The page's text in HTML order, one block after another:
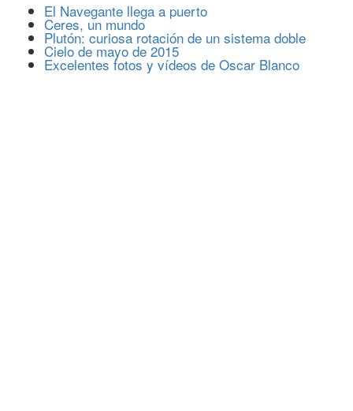
El Navegante llega a puerto
Ceres, un mundo
Plutón: curiosa rotación de un sistema doble
Cielo de mayo de 2015
Excelentes fotos y vídeos de Oscar Blanco